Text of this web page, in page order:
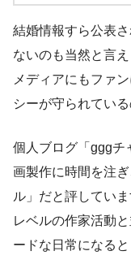
結婚情報すら公表
ないのも当然と言
メディアにもファ
シーが守られている
個人ブログ「gggチ
画製作に時間を注
ル」だと評してい
レベルの作家活動
ードな日常になると